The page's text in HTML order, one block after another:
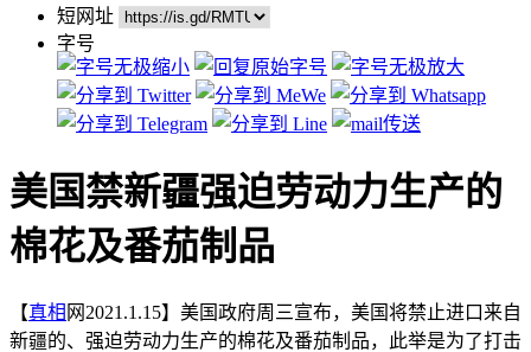
短网址
字号
美国禁新疆强迫劳动力生产的
棉花及番茄制品
【真相 网2021.1.15】美国政府周三宣布，美国将禁止进口来自
新疆的、强迫劳动力生产的棉花及番茄制品，此举是为了打击